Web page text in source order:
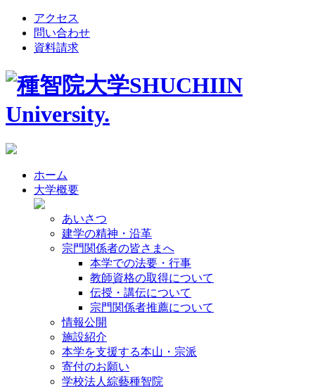
アクセス
問い合わせ
資料請求
ホーム
大学概要
あいさつ
建学の精神・沿革
宗門関係者の皆さまへ
本学での法要・行事
教師資格の取得について
伝授・講伝について
宗門関係者推薦について
情報公開
施設紹介
本学を支援する本山・宗派
寄付のお願い
学校法人綜藝種智院